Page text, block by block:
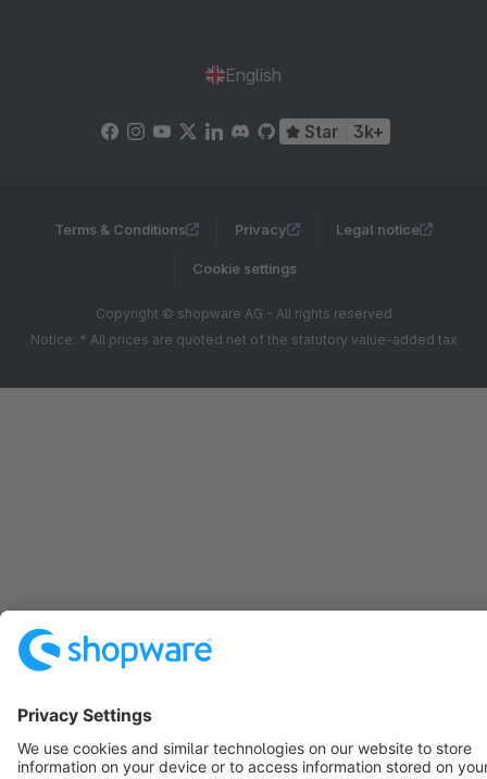
English
Star 3k+
Terms & Conditions Privacy Legal notice
Cookie settings
Copyright © shopware AG - All rights reserved
Notice: * All prices are quoted net of the statutory value-added tax